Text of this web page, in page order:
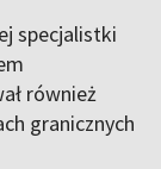
specjalistki
również
granicznych